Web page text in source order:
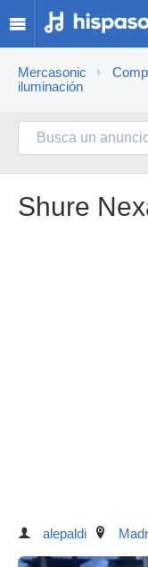
Mercasonic
iluminación
Shure
alepaldi